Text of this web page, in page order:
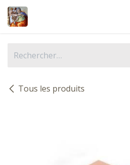
Se rendre au contenu
Tous les produits